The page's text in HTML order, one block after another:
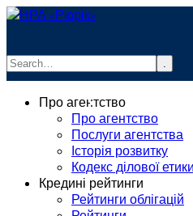
.
Про агентство
Про агентство
Послуги агентства
Історія розвитку
Кодекс ділової етики
Кредині рейтинги
Рейтинги облігацій